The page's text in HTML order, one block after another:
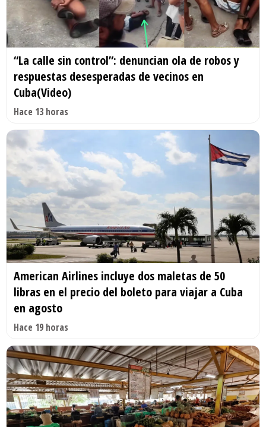
“La calle sin control”: denuncian ola de robos y
respuestas desesperadas de vecinos en
Cuba(Video)
Hace 13 horas
American Airlines incluye dos maletas de 50
libras en el precio del boleto para viajar a Cuba
en agosto
Hace 19 horas